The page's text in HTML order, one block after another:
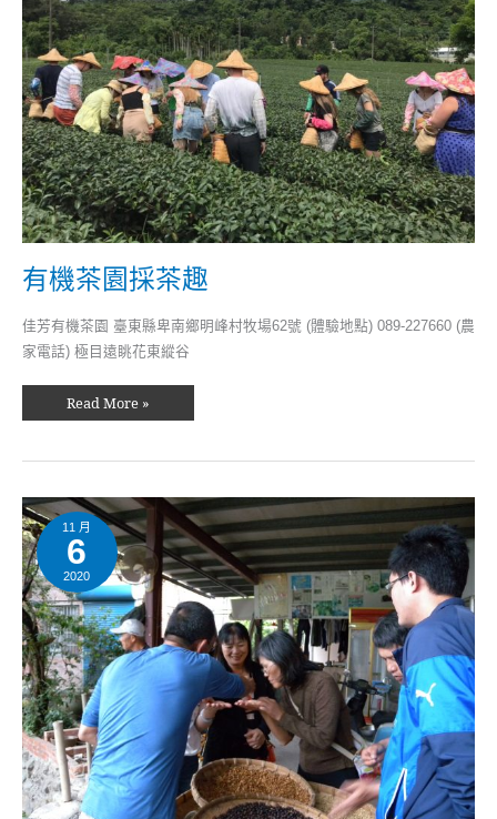
有機茶園採茶趣
佳芳有機茶園 臺東縣卑南鄉明峰村牧場62號 (體驗地點) 089-227660 (農
家電話) 極目遠眺花東縱谷
Read More »
11 月
6
2020
山
豬
園
的
果
子
狸